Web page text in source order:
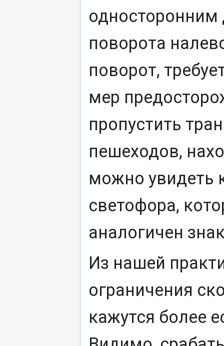
поворота
поворот,
мер
пропустить
пешеходов,
можно увидеть
светофора,
аналогичен
Из нашей
ограничения
кажутся более